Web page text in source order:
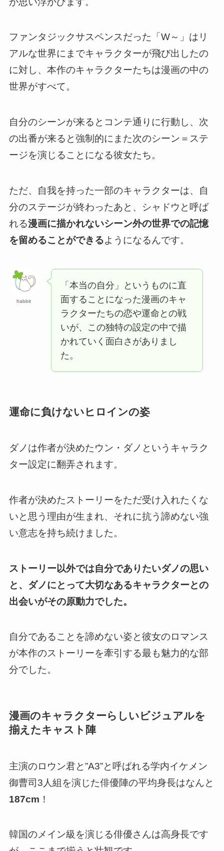
ファンタジックサスペンスだった「W～」はリ
アルな世界にまでキャラクターが飛び出したの
に対し、本作のキャラクターたちは漫画の中の
世界がすべて。
自分のシーンが来るとコンテ通りに行動し、次
の出番が来ると強制的にまた次のシーン＝ステ
ージを演じることになる彼女たち。
ただ、 自我を持った一部のキャラクターは、自
分のステージが終わったあと、シャドウと呼ば
れる漫画に描かれないシーン外の世界での記憶
を留めることができるようになるんです。
habbit
「本当の自分」というものに直
面することになった漫画のキャ
ラクターたちの恋や運命との戦
いが、この独特の設定の中で描
かれていく面白さがありまし
た。
運命に負けないヒロインの姿
ダノは作者が決めたウン・ダノというキャラク
ター設定に翻弄されます。
作者が決めたストーリーをただ受け入れたくな
いと思う理由が生まれ、それに抗う諦めない強
い意志を持ち続けました。
ストーリー以外では自分でありたいダノの思い
と、ダノにとって大切なあるキャラクターとの
出会いがその原動力でした。
自分であることを諦めない姿と彼女のロマンス
が本作のストーリーを牽引する最も魅力的な部
分でした。
漫画のキャラクターらしいビジュアルを
揃えたキャスト陣
主演のロウン君と”A3”と呼ばれる学内イケメン
御曹司3人組を演じた俳優陣の平均身長はなんと
187cm ！
韓国のメイン級を演じる俳優さんは高身長です